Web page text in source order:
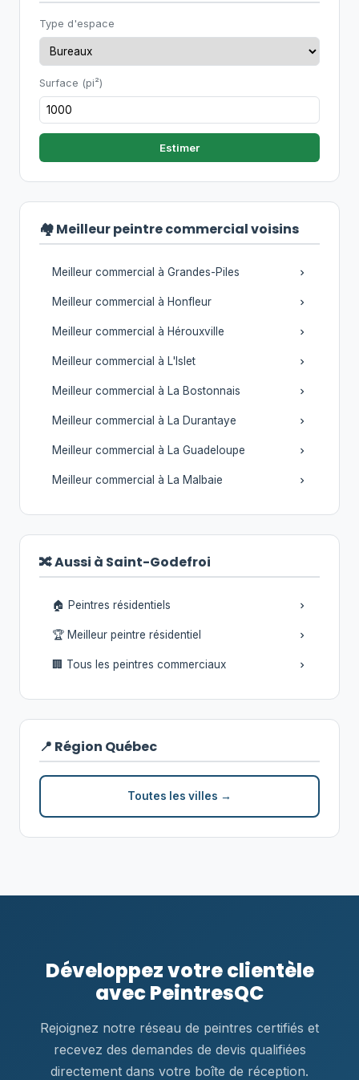
Type d'espace
Surface (pi²)
Estimer
🏘️ Meilleur peintre commercial voisins
Meilleur commercial à Grandes-Piles
Meilleur commercial à Honfleur
Meilleur commercial à Hérouxville
Meilleur commercial à L'Islet
Meilleur commercial à La Bostonnais
Meilleur commercial à La Durantaye
Meilleur commercial à La Guadeloupe
Meilleur commercial à La Malbaie
🔀 Aussi à Saint-Godefroi
🏠 Peintres résidentiels
🏆 Meilleur peintre résidentiel
🏢 Tous les peintres commerciaux
📍 Région Québec
Toutes les villes →
Développez votre clientèle
avec PeintresQC
Rejoignez notre réseau de peintres certifiés et
recevez des demandes de devis qualifiées
directement dans votre boîte de réception.